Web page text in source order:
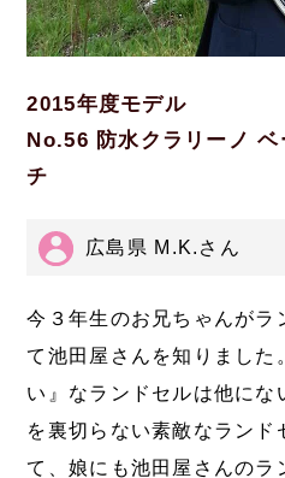
2015年度モデル
No.56 防水クラリーノ ベ
チ
広島県 M.K.さん
今３年生のお兄ちゃんがラ
て池田屋さんを知りました
い』なランドセルは他にな
を裏切らない素敵なランド
て、娘にも池田屋さんのラ